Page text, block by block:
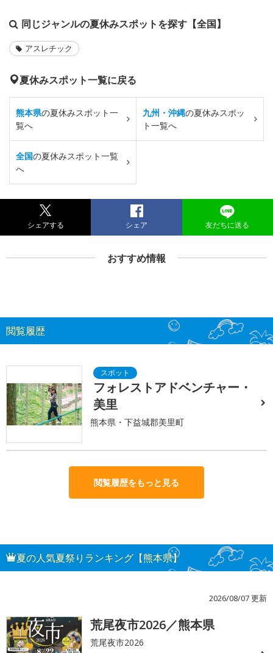
同じジャンルの夏休みスポットを探す【全国】
アスレチック
夏休みスポット一覧に戻る
熊本県の夏休みスポット一
覧へ
九州・沖縄の夏休みスポッ
ト一覧へ
全国の夏休みスポット一覧
へ
シェアする シェア 友だちに送る
おすすめ情報
閲覧履歴
フォレストアドベンチャー・
美里
熊本県・下益城郡美里町
閲覧履歴をもっと見る
夏の人気夏祭りランキング【熊本県】
2026/08/07 更新
1 荒尾夜市2026／熊本県
荒尾夜市2026